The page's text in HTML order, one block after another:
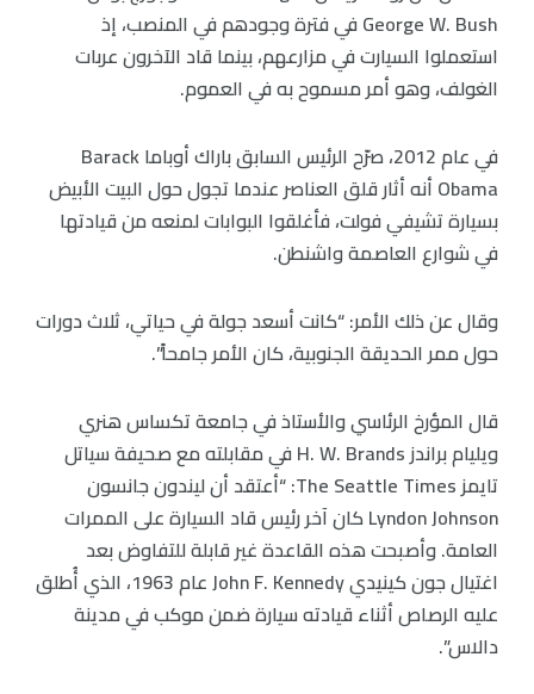
George W. Bush في فترة وجودهم في المنصب، إذ
استعملوا السيارت في مزارعهم، بينما قاد الآخرون عربات
الغولف، وهو أمر مسموح به في العموم.
في عام 2012، صرّح الرئيس السابق باراك أوباما Barack
Obama أنه أثار قلق العناصر عندما تجول حول البيت الأبيض
بسيارة تشيفي فولت، فأغلقوا البوابات لمنعه من قيادتها
في شوارع العاصمة واشنطن.
وقال عن ذلك الأمر: “كانت أسعد جولة في حياتي، ثلاث دورات
حول ممر الحديقة الجنوبية، كان الأمر جامحاً”.
قال المؤرخ الرئاسي والأستاذ في جامعة تكساس هنري
ويليام براندز H. W. Brands في مقابلته مع صحيفة سياتل
تايمز The Seattle Times: “أعتقد أن ليندون جانسون
Lyndon Johnson كان آخر رئيس قاد السيارة على الممرات
العامة. وأصبحت هذه القاعدة غير قابلة للتفاوض بعد
اغتيال جون كينيدي John F. Kennedy عام 1963، الذي أُطلق
عليه الرصاص أثناء قيادته سيارة ضمن موكب في مدينة
دالاس”.